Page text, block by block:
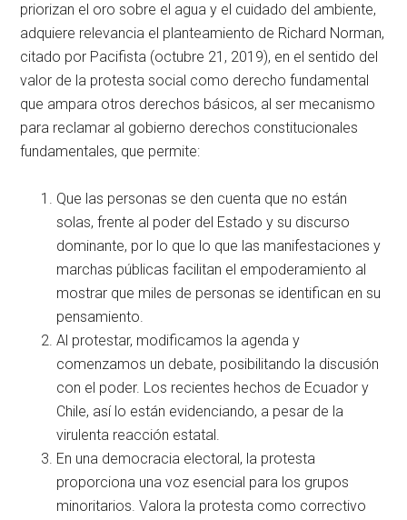
priorizan el oro sobre el agua y el cuidado del ambiente,
adquiere relevancia el planteamiento de Richard Norman,
citado por Pacifista (octubre 21, 2019), en el sentido del
valor de la protesta social como derecho fundamental
que ampara otros derechos básicos, al ser mecanismo
para reclamar al gobierno derechos constitucionales
fundamentales, que permite:
Que las personas se den cuenta que no están
solas, frente al poder del Estado y su discurso
dominante, por lo que lo que las manifestaciones y
marchas públicas facilitan el empoderamiento al
mostrar que miles de personas se identifican en su
pensamiento.
Al protestar, modificamos la agenda y
comenzamos un debate, posibilitando la discusión
con el poder. Los recientes hechos de Ecuador y
Chile, así lo están evidenciando, a pesar de la
virulenta reacción estatal.
En una democracia electoral, la protesta
proporciona una voz esencial para los grupos
minoritarios. Valora la protesta como correctivo